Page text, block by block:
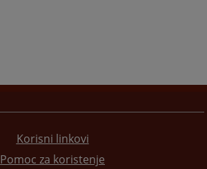
Korisni linkovi
Pomoc za koristenje